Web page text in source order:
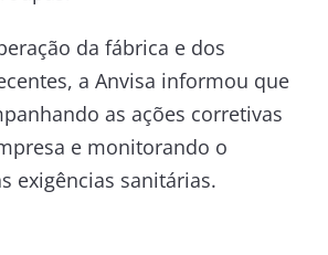
da fábrica e dos
a Anvisa informou que
as ações corretivas
e monitorando o
exigências sanitárias.